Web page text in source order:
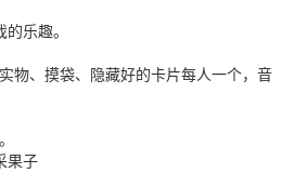
乐趣。
、摸袋、隐藏好的卡片每人一个，音
子